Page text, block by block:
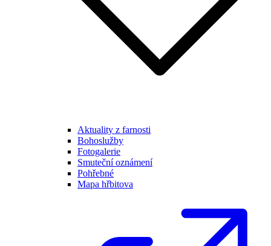
Aktuality z farnosti
Bohoslužby
Fotogalerie
Smuteční oznámení
Pohřebné
Mapa hřbitova